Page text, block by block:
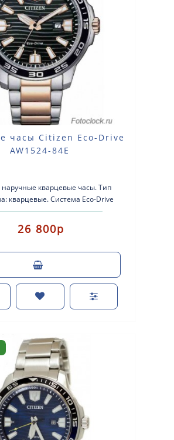
часы Citizen Eco-Drive
AW1524-84E
кварцевые часы. Тип
кварцевые. Система Eco-Drive
с питанием от световой эне..
26 800р